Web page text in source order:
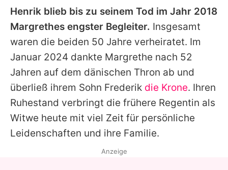
Henrik blieb bis zu seinem Tod im Jahr 2018
Margrethes engster Begleiter. Insgesamt
waren die beiden 50 Jahre verheiratet. Im
Januar 2024 dankte Margrethe nach 52
Jahren auf dem dänischen Thron ab und
überließ ihrem Sohn Frederik die Krone. Ihren
Ruhestand verbringt die frühere Regentin als
Witwe heute mit viel Zeit für persönliche
Leidenschaften und ihre Familie.
Anzeige